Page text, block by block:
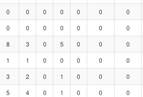
0 0 0 0 0 0 0
0 0 0 0 0 0 0
8 3 0 5 0 0 0
1 1 0 0 0 0 0
3 2 0 1 0 0 0
5 4 0 1 0 0 0